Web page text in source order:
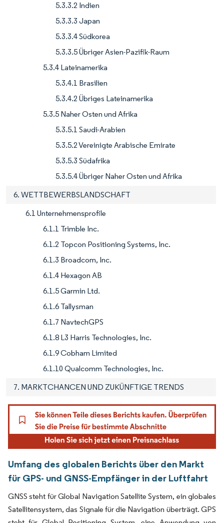
5.3.3.2 Indien
5.3.3.3 Japan
5.3.3.4 Südkorea
5.3.3.5 Übriger Asien-Pazifik-Raum
5.3.4 Lateinamerika
5.3.4.1 Brasilien
5.3.4.2 Übriges Lateinamerika
5.3.5 Naher Osten und Afrika
5.3.5.1 Saudi-Arabien
5.3.5.2 Vereinigte Arabische Emirate
5.3.5.3 Südafrika
5.3.5.4 Übriger Naher Osten und Afrika
6. WETTBEWERBSLANDSCHAFT
6.1 Unternehmensprofile
6.1.1 Trimble Inc.
6.1.2 Topcon Positioning Systems, Inc.
6.1.3 Broadcom, Inc.
6.1.4 Hexagon AB
6.1.5 Garmin Ltd.
6.1.6 Tallysman
6.1.7 NavtechGPS
6.1.8 L3 Harris Technologies, Inc.
6.1.9 Cobham Limited
6.1.10 Qualcomm Technologies, Inc.
7. MARKTCHANCEN UND ZUKÜNFTIGE TRENDS
Umfang des globalen Berichts über den Markt
für GPS- und GNSS-Empfänger in der Luftfahrt
GNSS steht für Global Navigation Satellite System, ein globales
Satellitensystem, das Signale für die Navigation überträgt. GPS